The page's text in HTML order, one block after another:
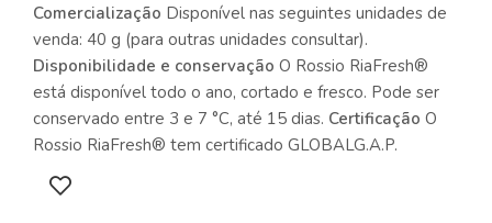
Comercialização Disponível nas seguintes unidades de
venda: 40 g (para outras unidades consultar).
Disponibilidade e conservação O Rossio RiaFresh®
está disponível todo o ano, cortado e fresco. Pode ser
conservado entre 3 e 7 °C, até 15 dias. Certificação O
Rossio RiaFresh® tem certificado GLOBALG.A.P.